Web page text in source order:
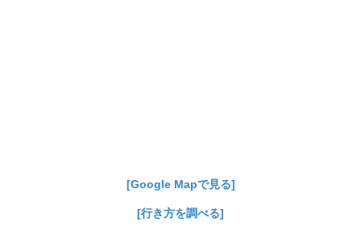
[Google Mapで見る]
[行き方を調べる]